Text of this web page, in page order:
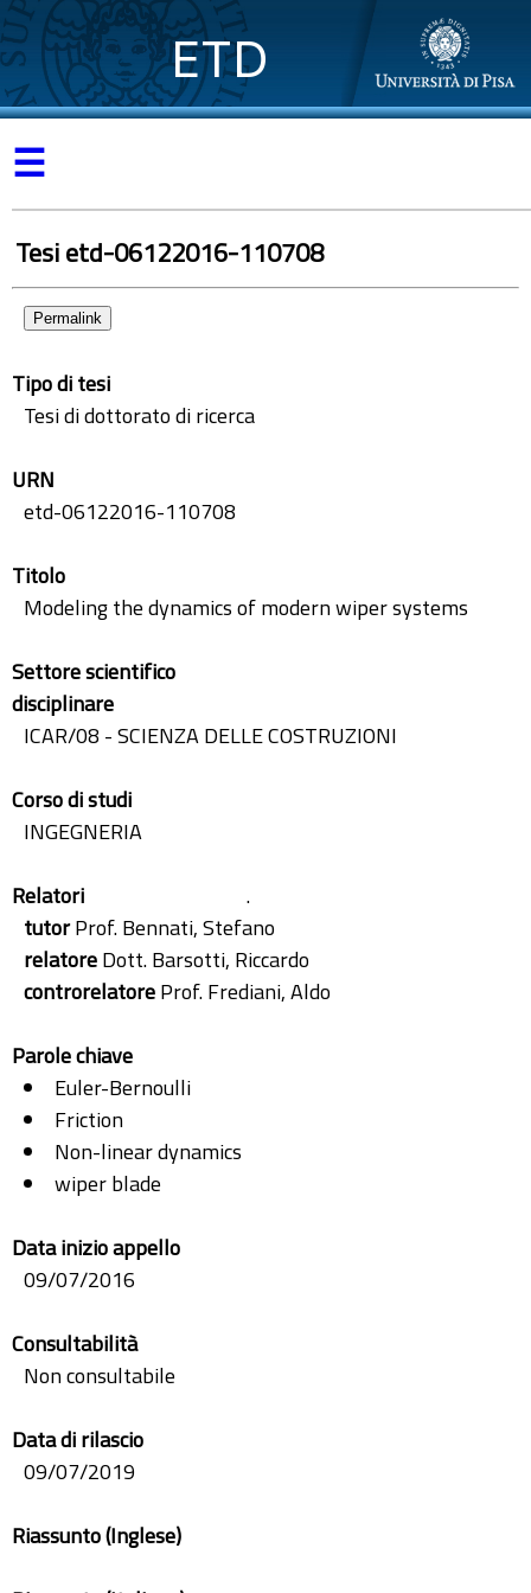
ETD
☰
Tesi etd-06122016-110708
Permalink
Tipo di tesi
Tesi di dottorato di ricerca
URN
etd-06122016-110708
Titolo
Modeling the dynamics of modern wiper systems
Settore scientifico
disciplinare
ICAR/08 - SCIENZA DELLE COSTRUZIONI
Corso di studi
INGEGNERIA
Relatori
.
tutorProf. Bennati, Stefano
relatoreDott. Barsotti, Riccardo
controrelatoreProf. Frediani, Aldo
Parole chiave
Euler-Bernoulli
Friction
Non-linear dynamics
wiper blade
Data inizio appello
09/07/2016
Consultabilità
Non consultabile
Data di rilascio
09/07/2019
Riassunto (Inglese)